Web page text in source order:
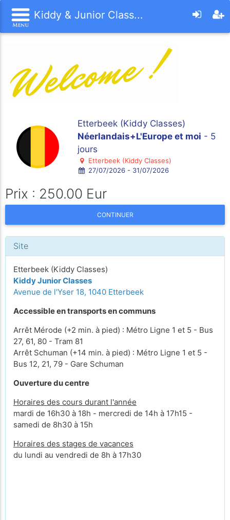
Kiddy & Junior Class...
Etterbeek (Kiddy Classes)
Néerlandais+L'Europe et moi - 5
jours
Etterbeek (Kiddy Classes)
27/07/2026 - 31/07/2026
Prix : 250.00 Eur
CONTINUER
Site
Etterbeek (Kiddy Classes)
Kiddy Junior Classes
Avenue de l'Yser 18, 1040 Etterbeek
Accessible en transports en communs
Arrêt Mérode (+2 min. à pied) : Métro Ligne 1 et 5 - Bus
27, 61, 80 - Tram 81
Arrêt Schuman (+14 min. à pied) : Métro Ligne 1 et 5 -
Bus 12, 21, 79 - Gare Schuman
Ouverture du centre
Horaires des cours durant l'année
mardi de 16h30 à 18h - mercredi de 14h à 17h15 -
samedi de 8h30 à 15h
Horaires des stages de vacances
du lundi au vendredi de 8h à 17h30